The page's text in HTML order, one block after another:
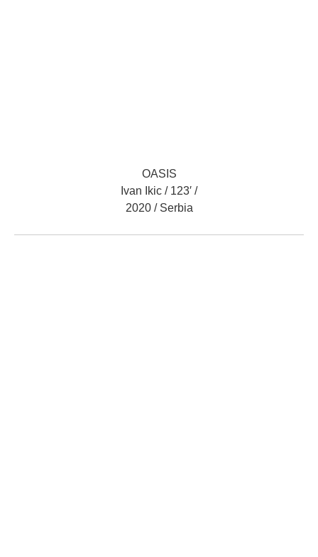
OASIS
Ivan Ikic / 123′ /
2020 / Serbia